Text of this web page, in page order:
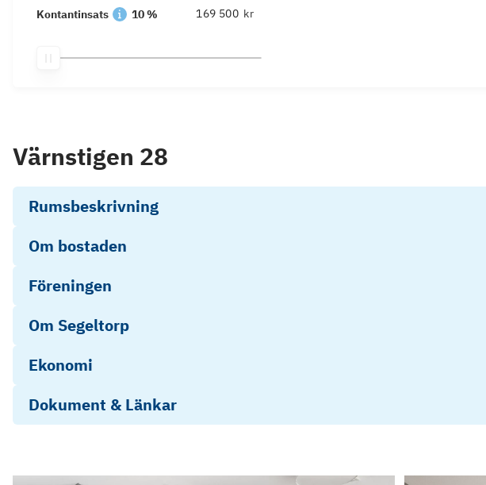
Kontantinsats 10 % kr
Värnstigen 28
Rumsbeskrivning
Om bostaden
Föreningen
Om Segeltorp
Ekonomi
Dokument & Länkar